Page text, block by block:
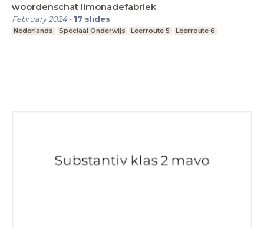
woordenschat limonadefabriek
February 2024- 17 slides
Nederlands Speciaal Onderwijs Leerroute 5 Leerroute 6